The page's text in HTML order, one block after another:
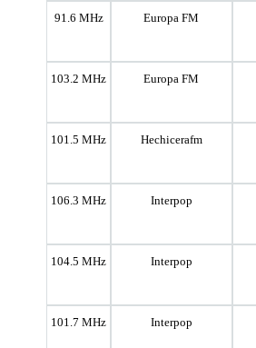
91.6 MHz Europa FM
103.2 MHz Europa FM
101.5 MHz Hechicerafm
106.3 MHz Interpop
104.5 MHz Interpop
101.7 MHz Interpop